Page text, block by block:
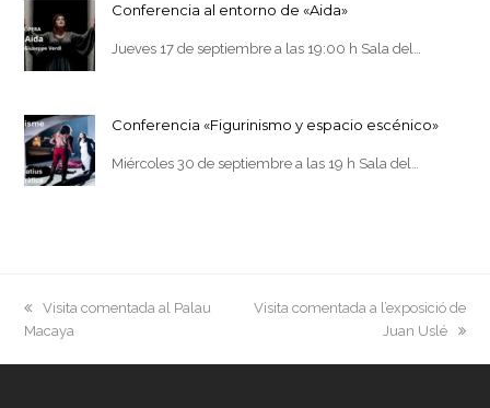
Conferencia al entorno de «Aida»
Jueves 17 de septiembre a las 19:00 h Sala del…
Conferencia «Figurinismo y espacio escénico»
Miércoles 30 de septiembre a las 19 h Sala del…
previous
post:
Visita comentada al Palau
Macaya
next
Visita comentada a l’exposició de
Juan Uslé